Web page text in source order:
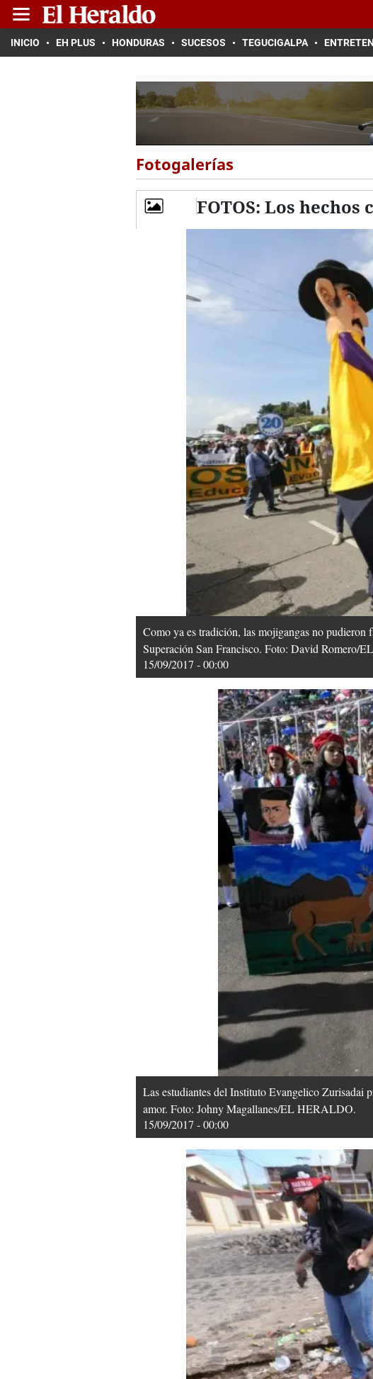
INICIO EH PLUS HONDURAS SUCESOS TEGUCIGALPA
Fotogalerías
FOTOS: Los
Como ya es tradición, las mojigangas no pudieron
Superación San Francisco. Foto: David Romero/
15/09/2017 - 00:00
Las estudiantes del Instituto Evangelico Zurisadai
amor. Foto: Johny Magallanes/EL HERALDO.
15/09/2017 - 00:00